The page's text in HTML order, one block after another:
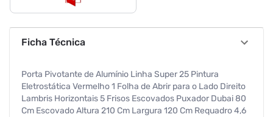
Ficha Técnica
Porta Pivotante de Alumínio Linha Super 25 Pintura
Eletrostática Vermelho 1 Folha de Abrir para o Lado Direito
Lambris Horizontais 5 Frisos Escovados Puxador Dubai 80
Cm Escovado Altura 210 Cm Largura 120 Cm Requadro 4,6